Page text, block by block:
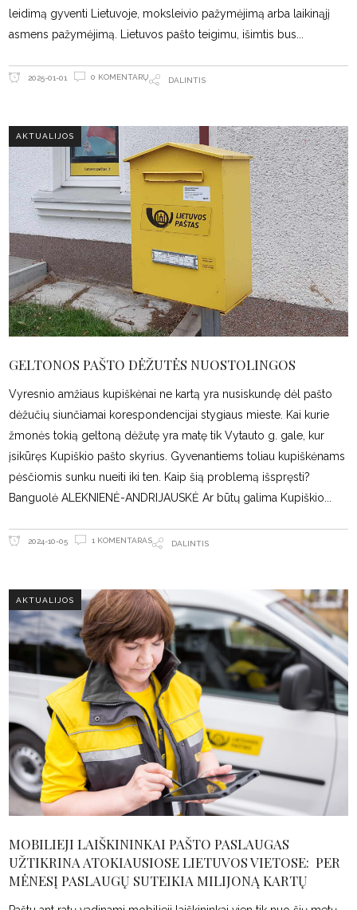
leidimą gyventi Lietuvoje, moksleivio pažymėjimą arba laikinąjį
asmens pažymėjimą. Lietuvos pašto teigimu, išimtis bus
2025-01-01 0 KOMENTARŲ DALINTIS
AKTUALIJOS
GELTONOS PAŠTO DĖŽUTĖS NUOSTOLINGOS
Vyresnio amžiaus kupiškėnai ne kartą yra nusiskundę dėl pašto
dėžučių siunčiamai korespondencijai stygiaus mieste. Kai kurie
žmonės tokią geltoną dėžutę yra matę tik Vytauto g. gale, kur
įsikūręs Kupiškio pašto skyrius. Gyvenantiems toliau kupiškėnams
pėsčiomis sunku nueiti iki ten. Kaip šią problemą išspręsti?
Banguolė ALEKNIENĖ-ANDRIJAUSKĖ Ar būtų galima Kupiškio
2024-10-05 1 KOMENTARAS DALINTIS
AKTUALIJOS
MOBILIEJI LAIŠKININKAI PAŠTO PASLAUGAS
UŽTIKRINA ATOKIAUSIOSE LIETUVOS VIETOSE: PER
MĖNESĮ PASLAUGŲ SUTEIKIA MILIJONĄ KARTŲ